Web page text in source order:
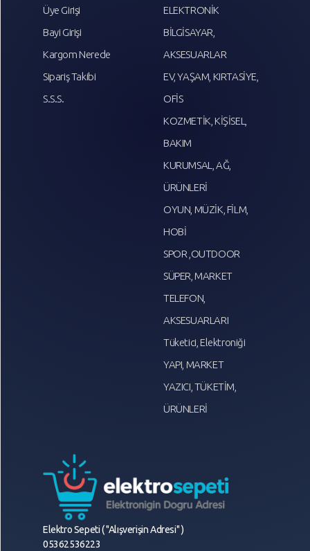
Üye Girişi
Bayi Girişi
Kargom Nerede
Sipariş Takibi
S.S.S.
ELEKTRONİK
BİLGİSAYAR,
AKSESUARLAR
EV, YAŞAM, KIRTASİYE,
OFİS
KOZMETİK, KİŞİSEL,
BAKIM
KURUMSAL, AĞ,
ÜRÜNLERİ
OYUN, MÜZİK, FİLM,
HOBİ
SPOR ,OUTDOOR
SÜPER, MARKET
TELEFON,
AKSESUARLARI
Tüketici, Elektroniği
YAPI, MARKET
YAZICI, TÜKETİM,
ÜRÜNLERİ
Elektro Sepeti ( "Alışverişin Adresi" )
05362536223